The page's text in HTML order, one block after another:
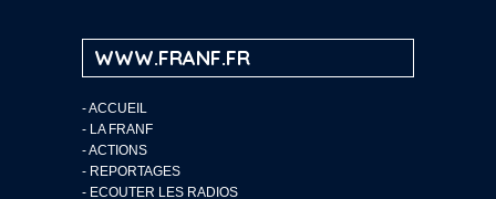
WWW.FRANF.FR
-ACCUEIL
- LA FRANF
-ACTIONS
- REPORTAGES
- ECOUTER LES RADIOS